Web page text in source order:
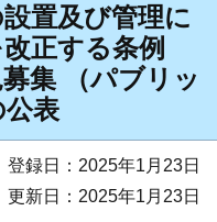
置及び管理に
正する条例
集 （パブリッ
表
登録日：2025年1月23日
更新日：2025年1月23日